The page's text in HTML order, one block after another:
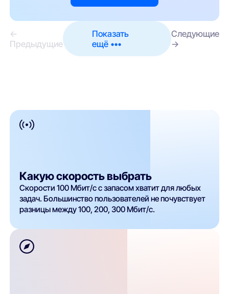
←
Предыдущие
Показать
ещё •••
Следующие
→
Какую скорость выбрать
Скорости 100 Мбит/с с запасом хватит для любых
задач. Большинство пользователей не почувствует
разницы между 100, 200, 300 Мбит/с.